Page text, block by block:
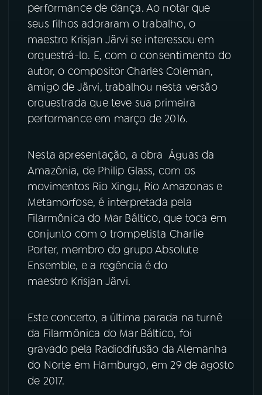
performance de dança. Ao notar que
seus filhos adoraram o trabalho, o
maestro Krisjan Järvi se interessou em
orquestrá-lo. E, com o consentimento do
autor, o compositor Charles Coleman,
amigo de Järvi, trabalhou nesta versão
orquestrada que teve sua primeira
performance em março de 2016.
Nesta apresentação, a obra Águas da
Amazônia, de Philip Glass, com os
movimentos Rio Xingu, Rio Amazonas e
Metamorfose, é interpretada pela
Filarmônica do Mar Báltico, que toca em
conjunto com o trompetista Charlie
Porter, membro do grupo Absolute
Ensemble, e a regência é do
maestro Krisjan Järvi.
Este concerto, a última parada na turnê
da Filarmônica do Mar Báltico, foi
gravado pela Radiodifusão da Alemanha
do Norte em Hamburgo, em 29 de agosto
de 2017.